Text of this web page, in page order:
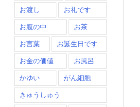
お渡し お礼です
お腹の中 お茶
お言葉 お誕生日です
お金の価値 お風呂
かゆい がん細胞
きゅうしゅう